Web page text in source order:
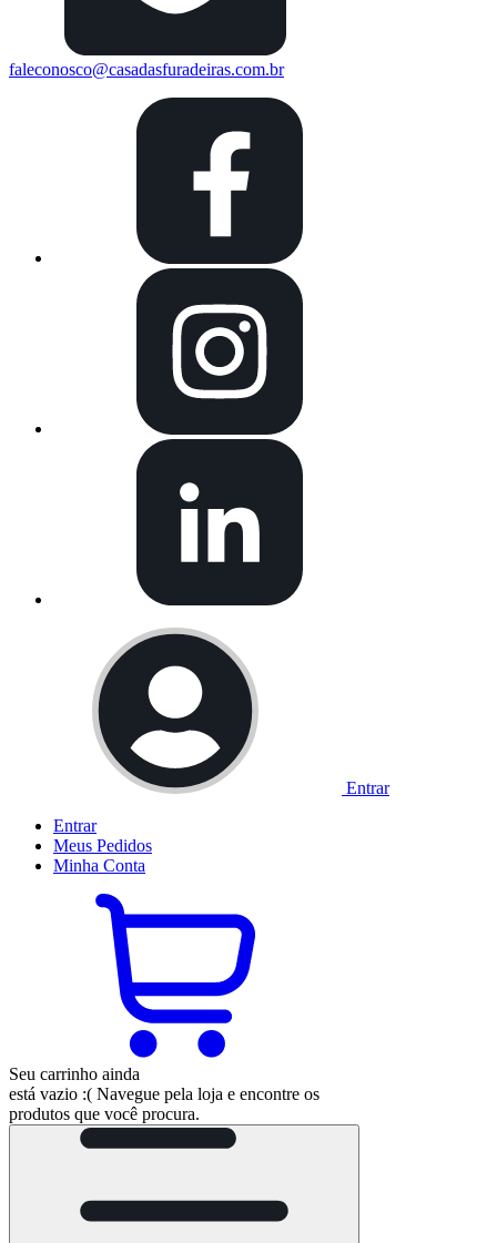
faleconosco@casadasfuradeiras.com.br
Entrar
Entrar
Meus Pedidos
Minha Conta
Seu carrinho ainda
está vazio :( Navegue pela loja e encontre os
produtos que você procura.